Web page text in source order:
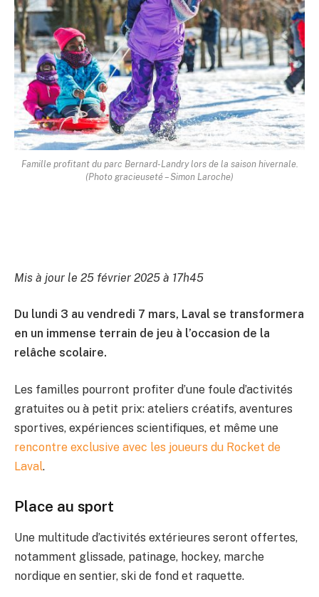
Famille profitant du parc Bernard-Landry lors de la saison hivernale.
(Photo gracieuseté – Simon Laroche)
Mis à jour le 25 février 2025 à 17h45
Du lundi 3 au vendredi 7 mars, Laval se transformera
en un immense terrain de jeu à l’occasion de la
relâche scolaire.
Les familles pourront profiter d’une foule d’activités
gratuites ou à petit prix: ateliers créatifs, aventures
sportives, expériences scientifiques, et même une
rencontre exclusive avec les joueurs du Rocket de
Laval.
Place au sport
Une multitude d’activités extérieures seront offertes,
notamment glissade, patinage, hockey, marche
nordique en sentier, ski de fond et raquette.